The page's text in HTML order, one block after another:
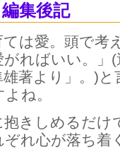
集後記
ては愛。頭で
がればいい。」
雄著より」。)
ね。
抱きしめるだけ
ぞれ心が落ち着